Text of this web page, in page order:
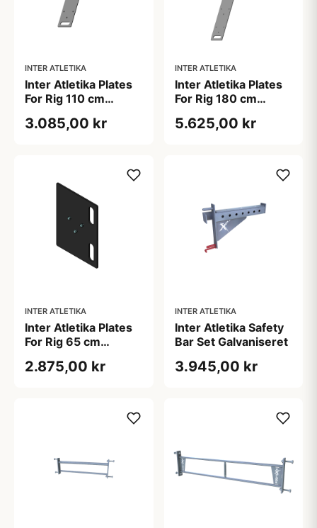
INTER ATLETIKA
Inter Atletika Plates
For Rig 110 cm
3.085,00 kr
INTER ATLETIKA
Inter Atletika Plates
For Rig 180 cm
5.625,00 kr
INTER ATLETIKA
Inter Atletika Plates
For Rig 65 cm
2.875,00 kr
INTER ATLETIKA
Inter Atletika Safety
Bar Set Galvaniseret
3.945,00 kr